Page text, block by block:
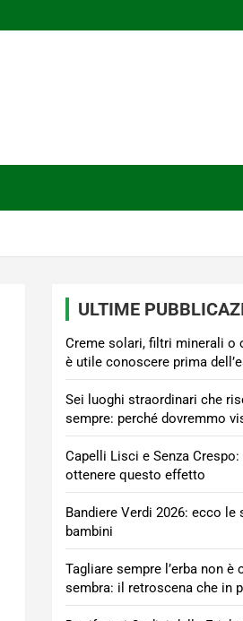
ULTIME
Creme solari, filtri minerali o
è utile conoscere prima
Sei luoghi straordinari che
sempre: perché dovremmo
Capelli Lisci e Senza
ottenere questo effetto
Bandiere Verdi 2026: ecco
bambini
Tagliare sempre l’erba non
sembra: il retroscena che in